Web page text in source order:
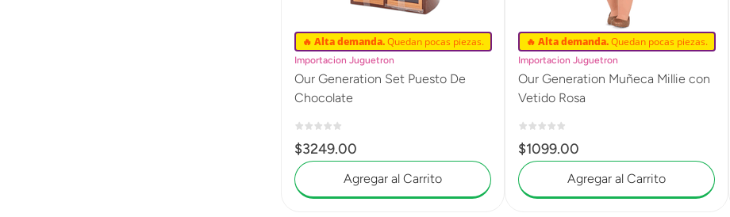
🔥 Alta demanda.Quedan pocas piezas.
Importacion Juguetron
Our Generation Set Puesto De
Chocolate
$3249.00
Agregar al Carrito
🔥 Alta demanda.Quedan pocas piezas.
Importacion Juguetron
Our Generation Muñeca Millie con
Vetido Rosa
$1099.00
Agregar al Carrito